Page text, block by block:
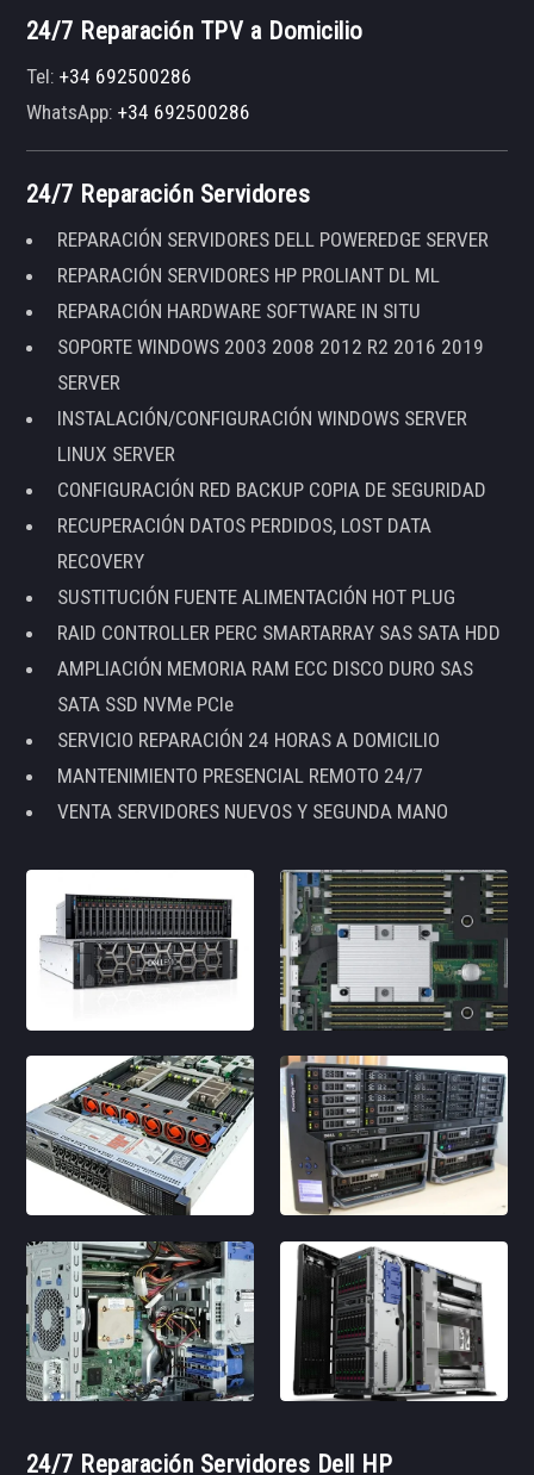
24/7 Reparación TPV a Domicilio
Tel:+34 692500286
WhatsApp:+34 692500286
24/7 Reparación Servidores
REPARACIÓN SERVIDORES DELL POWEREDGE SERVER
REPARACIÓN SERVIDORES HP PROLIANT DL ML
REPARACIÓN HARDWARE SOFTWARE IN SITU
SOPORTE WINDOWS 2003 2008 2012 R2 2016 2019
SERVER
INSTALACIÓN/CONFIGURACIÓN WINDOWS SERVER
LINUX SERVER
CONFIGURACIÓN RED BACKUP COPIA DE SEGURIDAD
RECUPERACIÓN DATOS PERDIDOS, LOST DATA
RECOVERY
SUSTITUCIÓN FUENTE ALIMENTACIÓN HOT PLUG
RAID CONTROLLER PERC SMARTARRAY SAS SATA HDD
AMPLIACIÓN MEMORIA RAM ECC DISCO DURO SAS
SATA SSD NVMe PCIe
SERVICIO REPARACIÓN 24 HORAS A DOMICILIO
MANTENIMIENTO PRESENCIAL REMOTO 24/7
VENTA SERVIDORES NUEVOS Y SEGUNDA MANO
24/7 Reparación Servidores Dell HP